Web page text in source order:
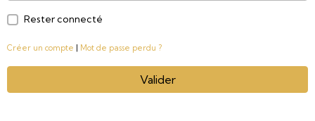
Rester connecté
Créer un compte Mot de passe perdu ?
Valider